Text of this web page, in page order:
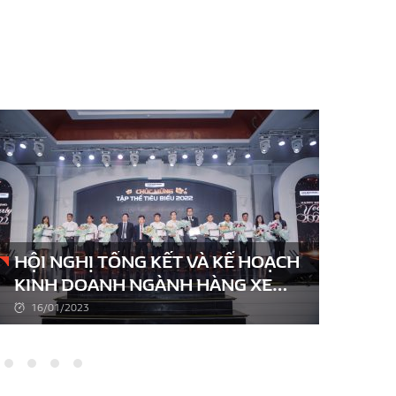
HỘI NGHỊ TỔNG KẾT VÀ KẾ HOẠCH
KINH DOANH NGÀNH HÀNG XE
MÁY – TẬP ĐOÀN HÒA BÌNH MINH
16/01/2023